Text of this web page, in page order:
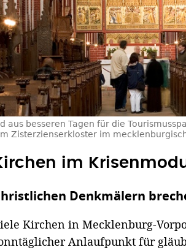
aus besseren Tagen für die
Zisterzienserkloster im
im
Denkmälern
Kirchen in Mecklenburg-
Anlaufpunkt für